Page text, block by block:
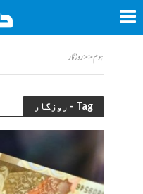
ہوم<<روزگار
Tag - روزگار